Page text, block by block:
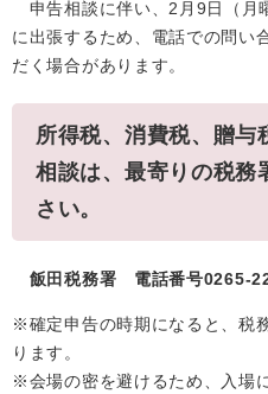
申告相談に伴い、2月9日（月
に出張するため、電話での問い
だく場合があります。
所得税、消費税、贈与
相談は、最寄りの税務
さい。
飯田税務署 電話番号0265-
※確定申告の時期になると、税
ります。
※会場の密を避けるため、入場